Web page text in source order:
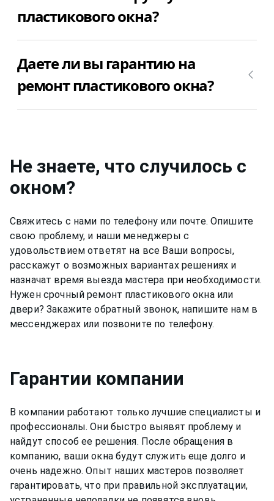
как мастер определит причину, из-за которой
приступить к ремонту пластикового окна.
Позвоните +7(812)9563854 и вызовите мастера
для ремонта пластикового окна Aluplast
(алюпласт) недорого и качественно.
пластикового окна?
стоимость ремонта зависит от поломки
пластикового окна. Позвоните +7(812)9563854 и
уточните, сколько будет стоить ремонт
Даете ли вы гарантию на
ремонт пластикового окна?
Не знаете, что случилось с
окном?
Свяжитесь с нами по телефону или почте. Опишите
свою проблему, и наши менеджеры с
удовольствием ответят на все Ваши вопросы,
расскажут о возможных вариантах решениях и
назначат время выезда мастера при необходимости.
Нужен срочный ремонт пластикового окна или
двери? Закажите обратный звонок, напишите нам в
мессенджерах или позвоните по телефону.
Гарантии компании
В компании работают только лучшие специалисты и
профессионалы. Они быстро выявят проблему и
найдут способ ее решения. После обращения в
компанию, ваши окна будут служить еще долго и
очень надежно. Опыт наших мастеров позволяет
гарантировать, что при правильной эксплуатации,